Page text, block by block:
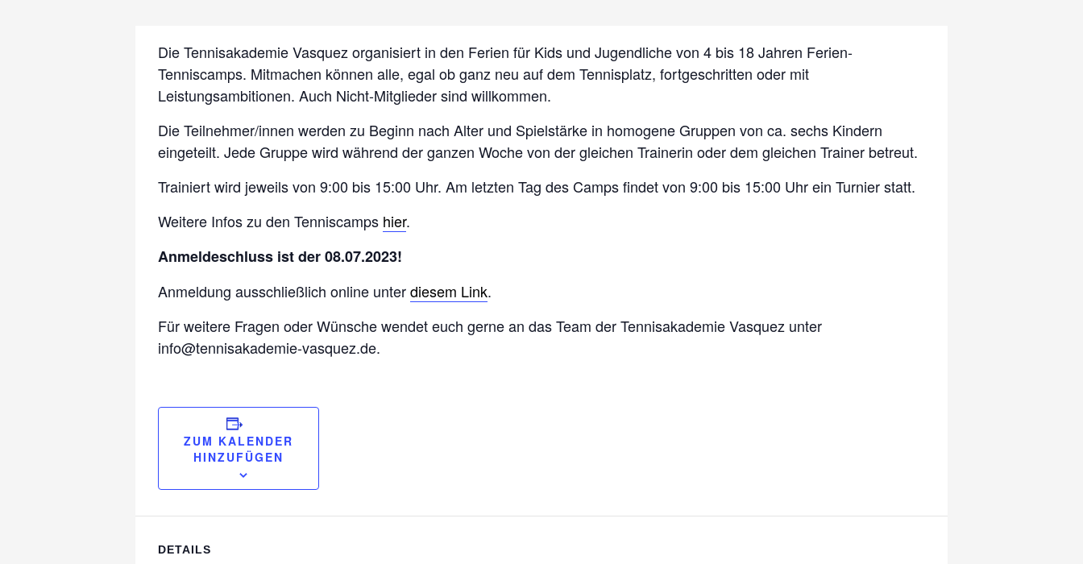
Die Tennisakademie Vasquez organisiert in den Ferien für Kids und Jugendliche von 4 bis 18 Jahren Ferien-
Tenniscamps. Mitmachen können alle, egal ob ganz neu auf dem Tennisplatz, fortgeschritten oder mit
Leistungsambitionen. Auch Nicht-Mitglieder sind willkommen.
Die Teilnehmer/innen werden zu Beginn nach Alter und Spielstärke in homogene Gruppen von ca. sechs Kindern
eingeteilt. Jede Gruppe wird während der ganzen Woche von der gleichen Trainerin oder dem gleichen Trainer betreut.
Trainiert wird jeweils von 9:00 bis 15:00 Uhr. Am letzten Tag des Camps findet von 9:00 bis 15:00 Uhr ein Turnier statt.
Weitere Infos zu den Tenniscamps hier.
Anmeldeschluss ist der 08.07.2023!
Anmeldung ausschließlich online unterdiesem Link.
Für weitere Fragen oder Wünsche wendet euch gerne an das Team der Tennisakademie Vasquez unter
info@tennisakademie-vasquez.de.
ZUM KALENDER
HINZUFÜGEN
DETAILS